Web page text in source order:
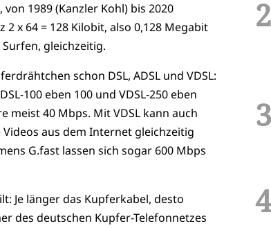
1989 (Kanzler Kohl) bis 2020
x 64 = 128 Kilobit, also 0,128 Megabit
gleichzeitig.
schon DSL, ADSL und VDSL:
100 eben 100 und VDSL-250 eben
meist 40 Mbps. Mit VDSL kann auch
aus dem Internet gleichzeitig
G.fast lassen sich sogar 600 Mbps
Je länger das Kupferkabel, desto
des deutschen Kupfer-Telefonnetzes